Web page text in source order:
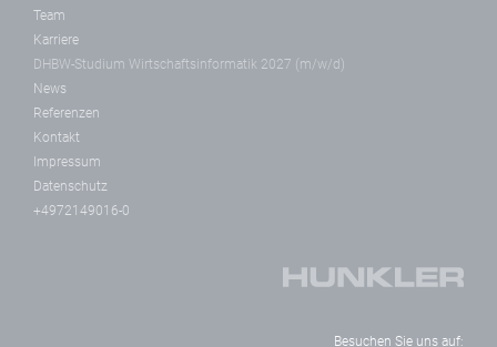
Team
Karriere
DHBW-Studium Wirtschaftsinformatik 2027 (m/w/d)
News
Referenzen
Kontakt
Impressum
Datenschutz
+4972149016-0
Besuchen Sie uns auf: